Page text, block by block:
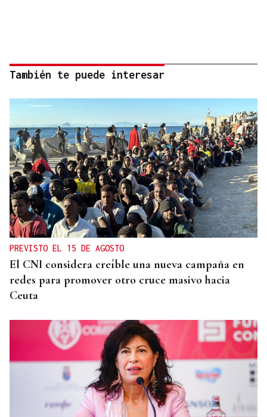
También te puede interesar
PREVISTO EL 15 DE AGOSTO
El CNI considera creíble una nueva campaña en
redes para promover otro cruce masivo hacia
Ceuta